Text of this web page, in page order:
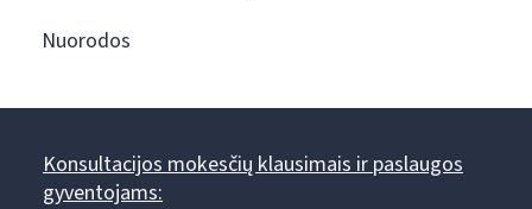
Nuorodos
Konsultacijos mokesčių klausimais ir paslaugos
gyventojams: